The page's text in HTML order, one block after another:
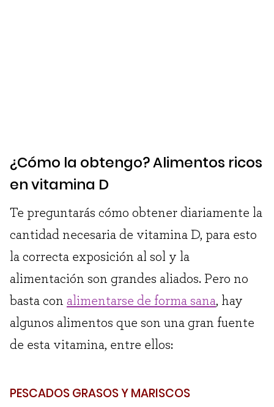
¿Cómo la obtengo? Alimentos ricos
en vitamina D
Te preguntarás cómo obtener diariamente la
cantidad necesaria de vitamina D, para esto
la correcta exposición al sol y la
alimentación son grandes aliados. Pero no
basta con alimentarse de forma sana, hay
algunos alimentos que son una gran fuente
de esta vitamina, entre ellos:
PESCADOS GRASOS Y MARISCOS